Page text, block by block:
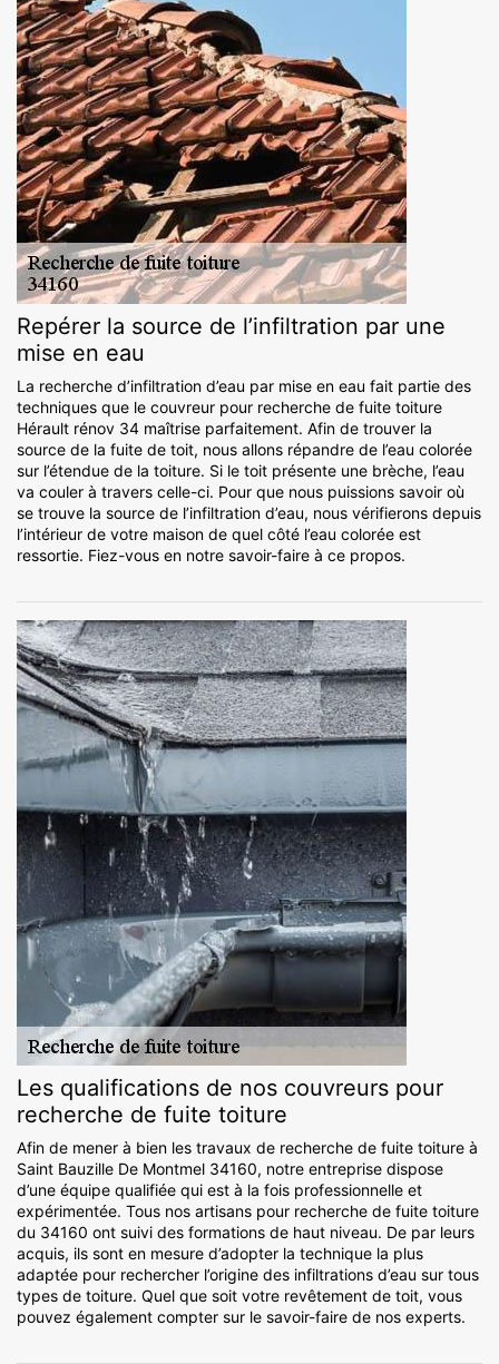
Repérer la source de l’infiltration par une
mise en eau
La recherche d’infiltration d’eau par mise en eau fait partie des
techniques que le couvreur pour recherche de fuite toiture
Hérault rénov 34 maîtrise parfaitement. Afin de trouver la
source de la fuite de toit, nous allons répandre de l’eau colorée
sur l’étendue de la toiture. Si le toit présente une brèche, l’eau
va couler à travers celle-ci. Pour que nous puissions savoir où
se trouve la source de l’infiltration d’eau, nous vérifierons depuis
l’intérieur de votre maison de quel côté l’eau colorée est
ressortie. Fiez-vous en notre savoir-faire à ce propos.
Les qualifications de nos couvreurs pour
recherche de fuite toiture
Afin de mener à bien les travaux de recherche de fuite toiture à
Saint Bauzille De Montmel 34160, notre entreprise dispose
d’une équipe qualifiée qui est à la fois professionnelle et
expérimentée. Tous nos artisans pour recherche de fuite toiture
du 34160 ont suivi des formations de haut niveau. De par leurs
acquis, ils sont en mesure d’adopter la technique la plus
adaptée pour rechercher l’origine des infiltrations d’eau sur tous
types de toiture. Quel que soit votre revêtement de toit, vous
pouvez également compter sur le savoir-faire de nos experts.